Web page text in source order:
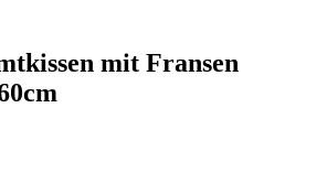
mit Fransen